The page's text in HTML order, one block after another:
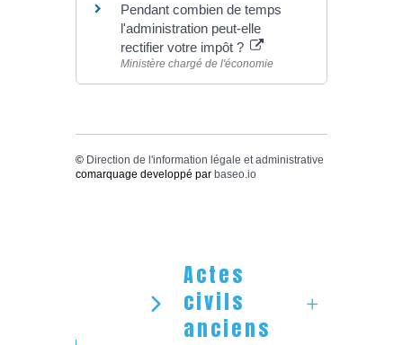
Pendant combien de temps
l'administration peut-elle
rectifier votre impôt ?
Ministère chargé de l'économie
© Direction de l'information légale et administrative
comarquage developpé par baseo.io
Actes
civils
anciens